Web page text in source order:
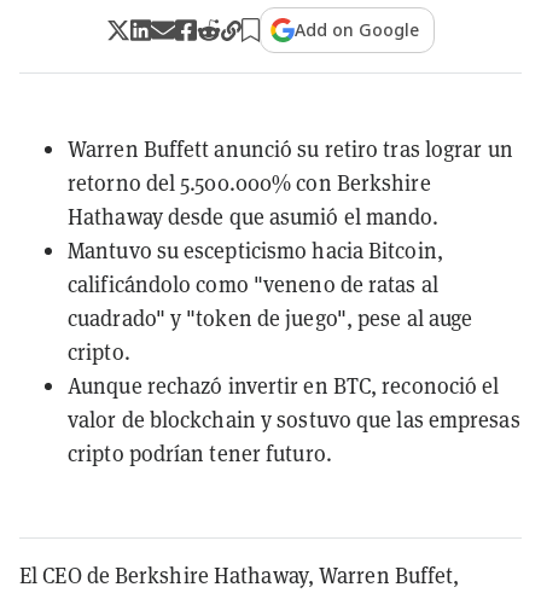
Add on Google
Warren Buffett anunció su retiro tras lograr un
retorno del 5.500.000% con Berkshire
Hathaway desde que asumió el mando.
Mantuvo su escepticismo hacia Bitcoin,
calificándolo como "veneno de ratas al
cuadrado" y "token de juego", pese al auge
cripto.
Aunque rechazó invertir en BTC, reconoció el
valor de blockchain y sostuvo que las empresas
cripto podrían tener futuro.
El CEO de Berkshire Hathaway, Warren Buffet,